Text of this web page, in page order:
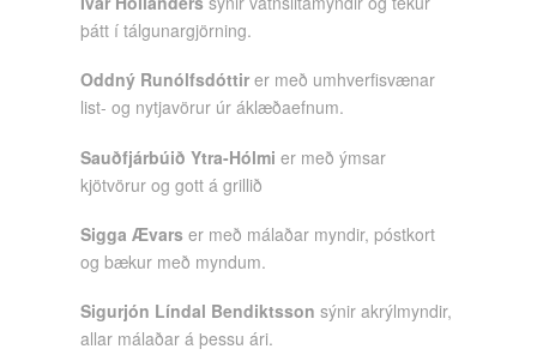
þátt í tálgunargjörning.
Oddný Runólfsdóttirer með umhverfisvænar
list- og nytjavörur úr áklæðaefnum.
Sauðfjárbúið Ytra-Hólmier með ýmsar
kjötvörur og gott á grillið
Sigga Ævarser með málaðar myndir, póstkort
og bækur með myndum.
Sigurjón Líndal Bendiktssonsýnir akrýlmyndir,
allar málaðar á þessu ári.